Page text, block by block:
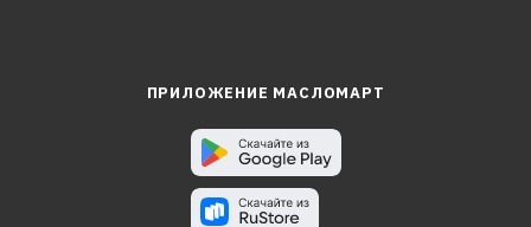
ПРИЛОЖЕНИЕ МАСЛОМАРТ